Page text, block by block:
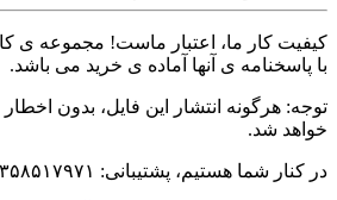
کیفیت کار ما، اعتبار ماست! مجموعه ی
با پاسخنامه ی آنها آماده ی خرید می باشد.
توجه: هرگونه انتشار این فایل، بدون
خواهد شد.
در کنار شما هستیم، پشتیبانی: ۰۹۳۵۸۵۱۷۹۷۱